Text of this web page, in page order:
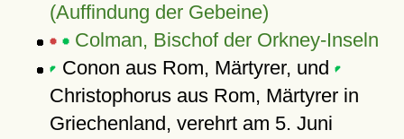
(Auffindung der Gebeine)
Colman, Bischof der Orkney-Inseln
Conon aus Rom, Märtyrer, und
Christophorus aus Rom, Märtyrer in
Griechenland, verehrt am 5. Juni